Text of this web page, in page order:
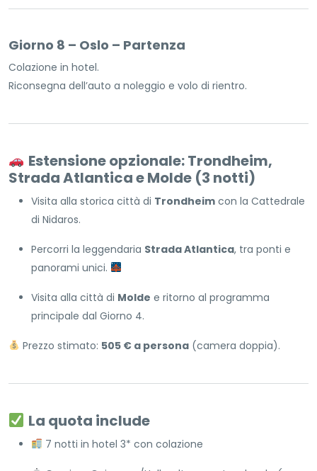
Giorno 8 – Oslo – Partenza
Colazione in hotel.
Riconsegna dell’auto a noleggio e volo di rientro.
Estensione opzionale: Trondheim,
Strada Atlantica e Molde (3 notti)
Visita alla storica città di Trondheim con la Cattedrale
di Nidaros.
Percorri la leggendaria Strada Atlantica, tra ponti e
panorami unici.
Visita alla città di Molde e ritorno al programma
principale dal Giorno 4.
Prezzo stimato: 505 € a persona(camera doppia).
La quota include
7 notti in hotel 3* con colazione